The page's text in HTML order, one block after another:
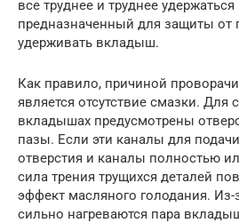
все труднее и труднее
предназначенный для защиты от
удерживать вкладыш.
Как правило, причиной
является отсутствие смазки. Для
вкладышах предусмотрены
пазы. Если эти каналы для
отверстия и каналы полностью
сила трения трущихся деталей
эффект масляного голодания. Из-
сильно нагреваются пара